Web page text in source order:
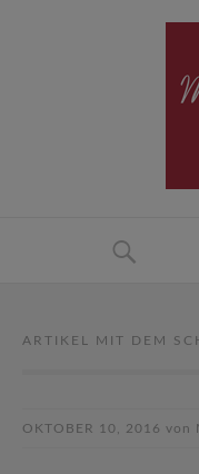
ARTIKEL MIT DEM
OKTOBER 10, 2016 von